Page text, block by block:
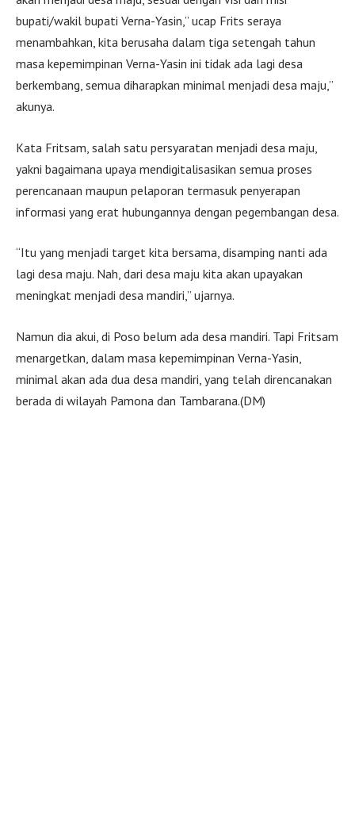
bupati/wakil bupati Verna-Yasin,” ucap Frits seraya
menambahkan, kita berusaha dalam tiga setengah tahun
masa kepemimpinan Verna-Yasin ini tidak ada lagi desa
berkembang, semua diharapkan minimal menjadi desa maju,”
akunya.
Kata Fritsam, salah satu persyaratan menjadi desa maju,
yakni bagaimana upaya mendigitalisasikan semua proses
perencanaan maupun pelaporan termasuk penyerapan
informasi yang erat hubungannya dengan pegembangan desa.
“Itu yang menjadi target kita bersama, disamping nanti ada
lagi desa maju. Nah, dari desa maju kita akan upayakan
meningkat menjadi desa mandiri,” ujarnya.
Namun dia akui, di Poso belum ada desa mandiri. Tapi Fritsam
menargetkan, dalam masa kepemimpinan Verna-Yasin,
minimal akan ada dua desa mandiri, yang telah direncanakan
berada di wilayah Pamona dan Tambarana.(DM)